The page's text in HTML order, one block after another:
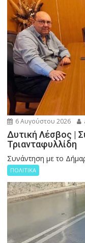
6 Αυγούστου 2026
Δυτική Λέσβος |
Τριανταφυλλίδη
Συνάντηση με το
ΠΟΛΙΤΙΚΑ